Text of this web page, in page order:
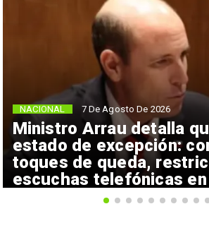
Ministro Arrau detalla
estado de excepción:
toques de queda,
escuchas telefónicas
NACIONAL 7 De Agosto De 2026